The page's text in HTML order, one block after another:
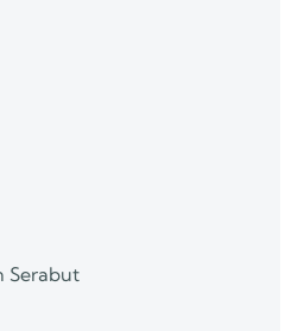
Serabut